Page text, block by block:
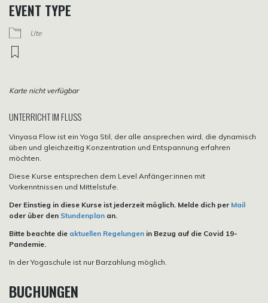
EVENT TYPE
Ute
Karte nicht verfügbar
UNTERRICHT IM FLUSS
Vinyasa Flow ist ein Yoga Stil, der alle ansprechen wird, die dynamisch
üben und gleichzeitig Konzentration und Entspannung erfahren
möchten.
Diese Kurse entsprechen dem Level Anfänger:innen mit
Vorkenntnissen und Mittelstufe.
Der Einstieg in diese Kurse ist jederzeit möglich. Melde dich per Mail
oder über den Stundenplan an.
Bitte beachte die aktuellen Regelungen in Bezug auf die Covid 19-
Pandemie.
In der Yogaschule ist nur Barzahlung möglich.
BUCHUNGEN